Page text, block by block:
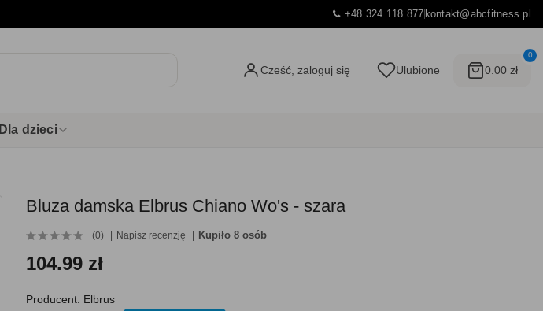
+48 324 118 877kontakt@abcfitness.pl
Cześć, zaloguj się Ulubione
0
0.00 zł
Dla dzieci
Bluza damska Elbrus Chiano Wo's - szara
(0) Napisz recenzję Kupiło 8 osób
104.99 zł
Producent: Elbrus